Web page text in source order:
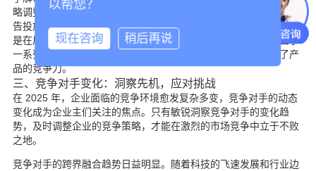
略调整等提供有力的支持和依据。例如，一家手机制造商通过对广
告投放数据的分析，发现消费者对手机拍照功能的关注度较高，于
是在后续的产品研发中，加大了对拍照功能的优化和升级，推出了
一系列具有强大拍照功能的手机产品，满足了市场需求，提高了产
品的竞争力。
三、竞争对手变化：洞察先机，应对挑战
在 2025 年，企业面临的竞争环境愈发复杂多变，竞争对手的动态
变化成为企业主们关注的焦点。只有敏锐洞察竞争对手的变化趋
势，及时调整企业的竞争策略，才能在激烈的市场竞争中立于不败
之地。
竞争对手的跨界融合趋势日益明显。随着科技的飞速发展和行业边
以帮您？
现在咨询 稍后再说